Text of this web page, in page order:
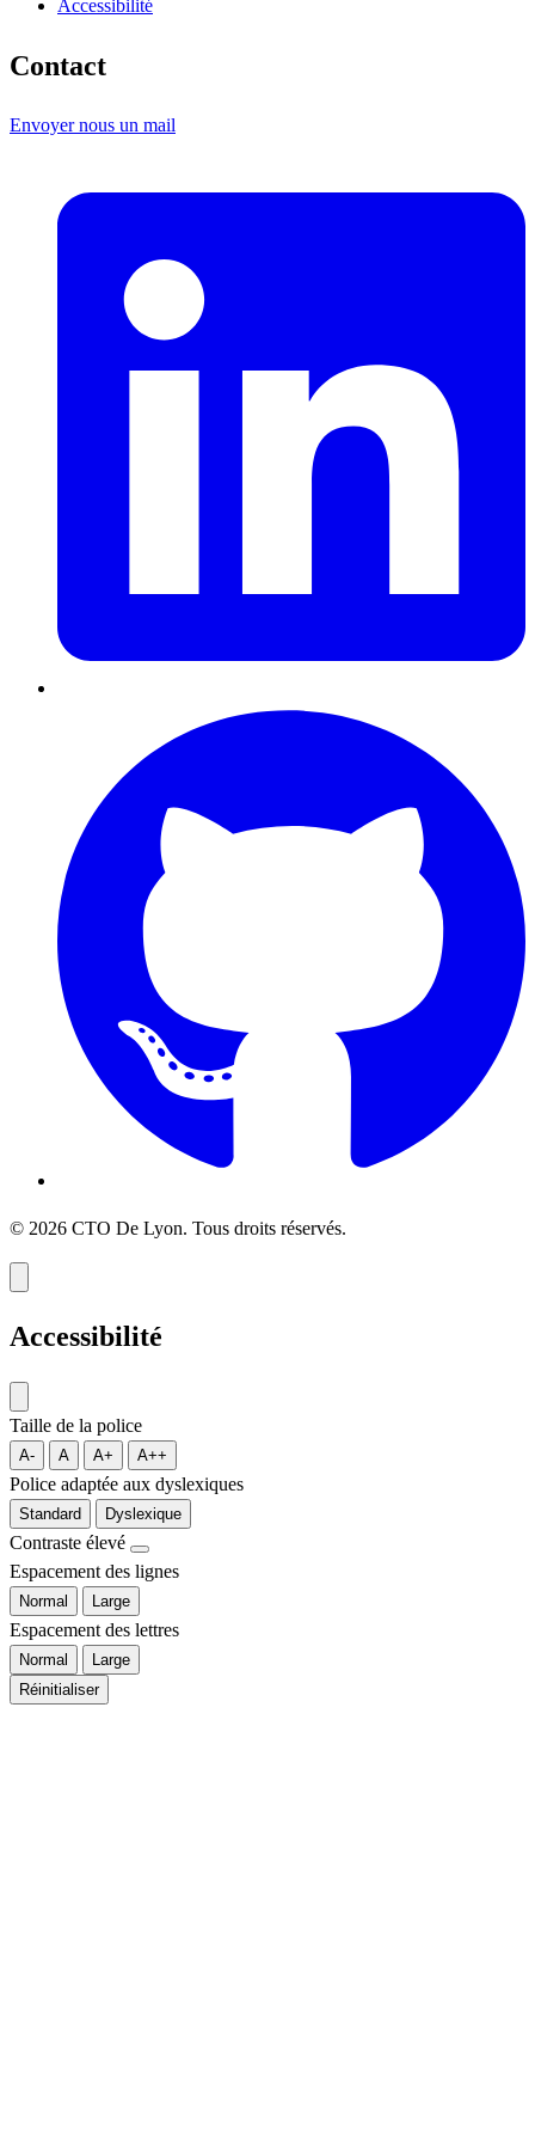
Accessibilité
Contact
Envoyer nous un mail
© 2026 CTO De Lyon. Tous droits réservés.
Accessibilité
Taille de la police
A- A A+ A++
Police adaptée aux dyslexiques
Standard Dyslexique
Contraste élevé
Espacement des lignes
Normal Large
Espacement des lettres
Normal
Large
Réinitialiser